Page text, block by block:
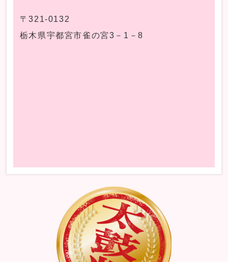
〒321-0132
栃木県宇都宮市雀の宮3－1－8